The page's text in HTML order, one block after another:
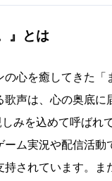
』とは
心を癒してきた「
歌声は、心の奥底に
みを込めて呼ばれ
ーム実況や配信活動
持されています。ま